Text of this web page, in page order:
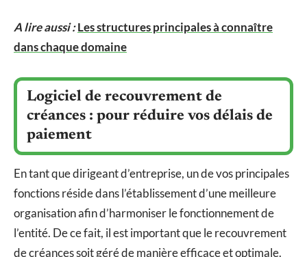
A lire aussi :Les structures principales à connaître
dans chaque domaine
Logiciel de recouvrement de
créances : pour réduire vos délais de
paiement
En tant que dirigeant d’entreprise, un de vos principales
fonctions réside dans l’établissement d’une meilleure
organisation afin d’harmoniser le fonctionnement de
l’entité. De ce fait, il est important que le recouvrement
de créances soit géré de manière efficace et optimale.